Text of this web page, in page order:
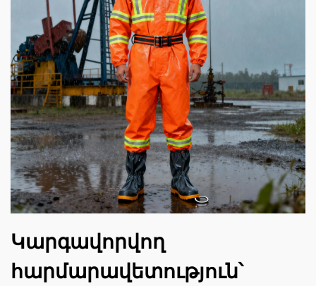
Կարգավորվող
հարմարավետություն՝